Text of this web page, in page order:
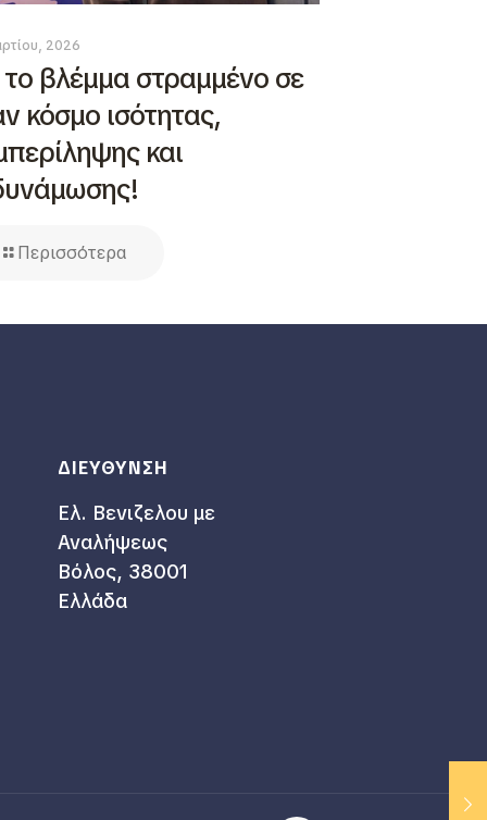
2026
βλέμμα στραμμένο σε
κόσμο ισότητας,
και
Περισσότερα
ΔΙΕΥΘΥΝΣΗ
Ελ. Βενιζελου με
Αναλήψεως
Βόλος, 38001
Ελλάδα